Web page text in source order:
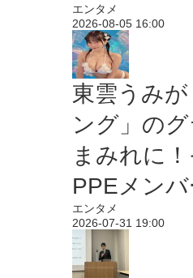
エンタメ
2026-08-05 16:00
東雲うみ
ング」の
まみれに
PPEメンバ
エンタメ
2026-07-31 19:00